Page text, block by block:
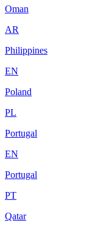
Oman
AR
Philippines
EN
Poland
PL
Portugal
EN
Portugal
PT
Qatar